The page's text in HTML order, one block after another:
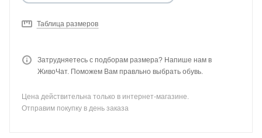
Таблица размеров
Затрудняетесь с подборам размера? Напише нам в
ЖивоЧат. Поможем Вам правльно выбрать обувь.
Цена действительна только в интернет-магазине.
Отправим покупку в день заказа